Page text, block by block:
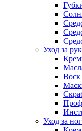
Уход за
Воск
Уход за